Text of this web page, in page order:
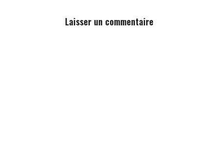
Laisser un commentaire